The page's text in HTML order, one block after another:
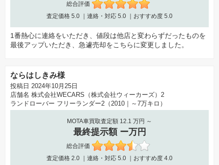
総合評価
査定価格 5.0 ｜連絡・対応 5.0 ｜おすすめ度 5.0
1番熱心に連絡をいただき、値段は他店と変わらずだったものを
最後アップいただき、急遽売却をこちらに変更しました。
ならはしきみ様
投稿日 2024年10月25日
店舗名 株式会社WECARS（株式会社ウィーカーズ）2
ランドローバー フリーランダー2（2010｜～7万キロ）
MOTA車買取査定額 12.1 万円 ～
最終提示額 ー万円
総合評価
査定価格 2.0 ｜連絡・対応 5.0 ｜おすすめ度 4.0